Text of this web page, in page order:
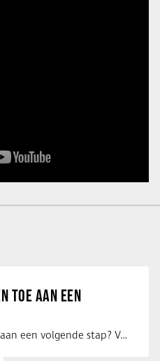
TOE AAN EEN
Ben jij optometrist en toe aan een volgende stap? Voor een optiekketen is Eye …